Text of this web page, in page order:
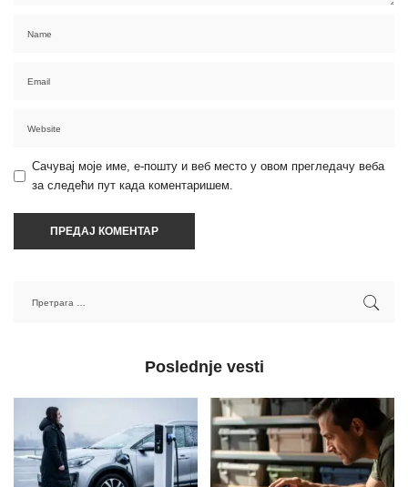
Сачувај моје име, е-пошту и веб место у овом прегледачу веба
за следећи пут када коментаришем.
Poslednje vesti